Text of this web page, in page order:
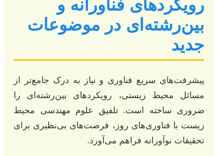
رویکردهای فناورانه و
بین‌رشته‌ای در موضوعات
جدید
پیشرفت‌های سریع فناوری و نیاز به درک جامع‌تر از
مسائل محیط زیستی، رویکردهای بین‌رشته‌ای را
ضروری ساخته است. تلفیق علوم مهندسی محیط
زیست با فناوری‌های روز، فرصت‌های بی‌نظیری برای
تحقیقات نوآورانه فراهم می‌آورد.